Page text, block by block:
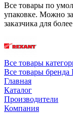
Все товары по
упаковке. Можно
заказчика для
Все товары
Все товары бренда
Главная
Каталог
Производители
Компания